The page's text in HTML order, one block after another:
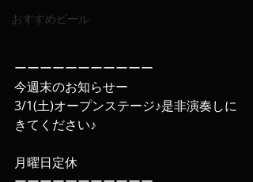
おすすめビール
ーーーーーーーーーーー
今週末のお知らせー
3/1(土)オープンステージ♪是非演奏しに
きてください♪
月曜日定休